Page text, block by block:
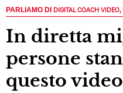
Perché Non Guadagni
Tutto
Quali Sono Gli Errori
Caso Delle
Come Promuoversi Nel
PARLIAMO DI DIGITAL COACH VIDEO,
In diretta migliaia di
persone
questo